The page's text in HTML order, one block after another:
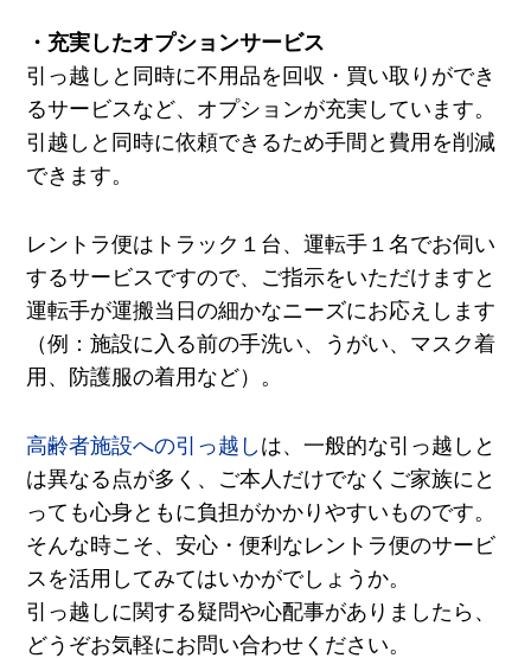
・充実したオプションサービス
引っ越しと同時に不用品を回収・買い取りができ
るサービスなど、オプションが充実しています。
引越しと同時に依頼できるため手間と費用を削減
できます。
レントラ便はトラック１台、運転手１名でお伺い
するサービスですので、ご指示をいただけますと
運転手が運搬当日の細かなニーズにお応えします
（例：施設に入る前の手洗い、うがい、マスク着
用、防護服の着用など）。
高齢者施設への引っ越し は、一般的な引っ越しと
は異なる点が多く、ご本人だけでなくご家族にと
っても心身ともに負担がかかりやすいものです。
そんな時こそ、安心・便利なレントラ便のサービ
スを活用してみてはいかがでしょうか。
引っ越しに関する疑問や心配事がありましたら、
どうぞお気軽にお問い合わせください。